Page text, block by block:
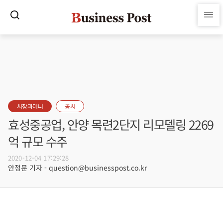
시장과머니 공시
효성중공업, 안양 목련2단지 리모델링 2269
억 규모 수주
2020-12-04 17:29:28
안정문 기자 - question@businesspost.co.kr